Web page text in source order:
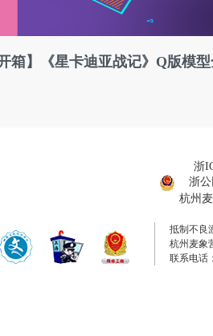
开箱】《星卡迪亚战记》Q版模
浙
浙公
杭州
抵制不良
杭州麦象
联系电话